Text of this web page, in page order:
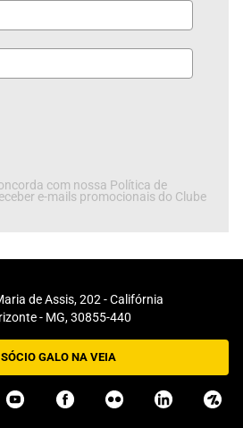
com nossa Política de
e-mails promocionais do Clube
de Assis, 202 - Califórnia
- MG, 30855-440
GALO NA VEIA